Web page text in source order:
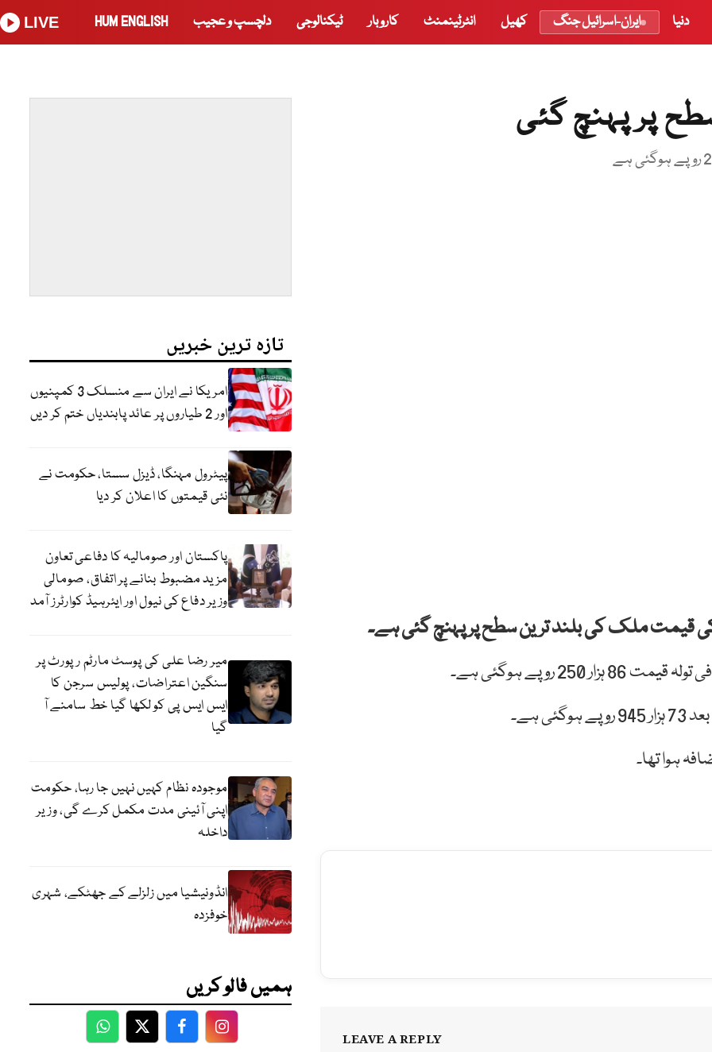
دنیا ایران-اسرائیل جنگ کھیل انٹرٹینمنٹ کاروبار ٹیکنالوجی دلچسپ و عجیب HUM ENGLISH
LIVE
پر پہنچ گئی
LEAVE A REPLY
تازہ ترین خبریں
امریکا نے ایران سے منسلک 3 کمپنیوں
اور 2 طیاروں پر عائد پابندیاں ختم کر دیں
پیٹرول مہنگا، ڈیزل سستا، حکومت نے
نئی قیمتوں کا اعلان کر دیا
پاکستان اور صومالیہ کا دفاعی تعاون
مزید مضبوط بنانے پر اتفاق، صومالی
وزیر دفاع کی نیول اور ایئرہیڈ کوارٹرز آمد
میر رضا علی کی پوسٹ مارٹم رپورٹ پر
سنگین اعتراضات، پولیس سرجن کا
ایس ایس پی کو لکھا گیا خط سامنے آ
گیا
موجودہ نظام کہیں نہیں جا رہا، حکومت
اپنی آئینی مدت مکمل کرے گی، وزیر
داخلہ
انڈونیشیا میں زلزلے کے جھٹکے، شہری
خوفزدہ
ہمیں فالو کریں
WhatsApp
TwitterFacebookFacebook